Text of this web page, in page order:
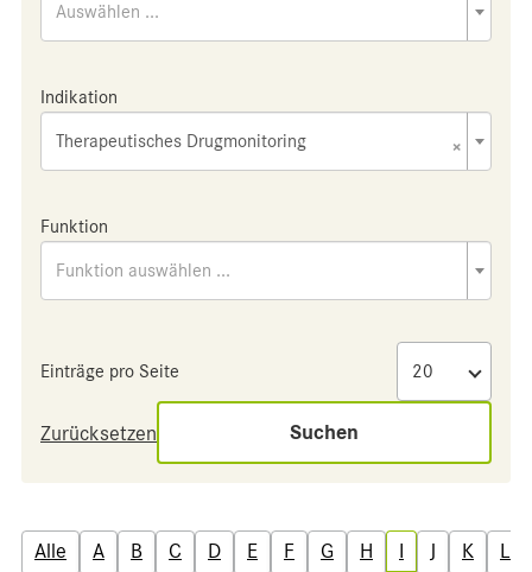
Auswählen ...
Indikation
×
Therapeutisches Drugmonitoring
Funktion
Funktion auswählen ...
Einträge pro Seite
Zurücksetzen Suchen
Alle A B C D E F G H I J K L